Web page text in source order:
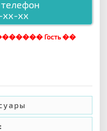
xx-xx
Гость ��